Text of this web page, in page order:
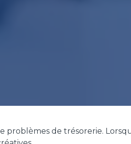
problèmes de trésorerie.